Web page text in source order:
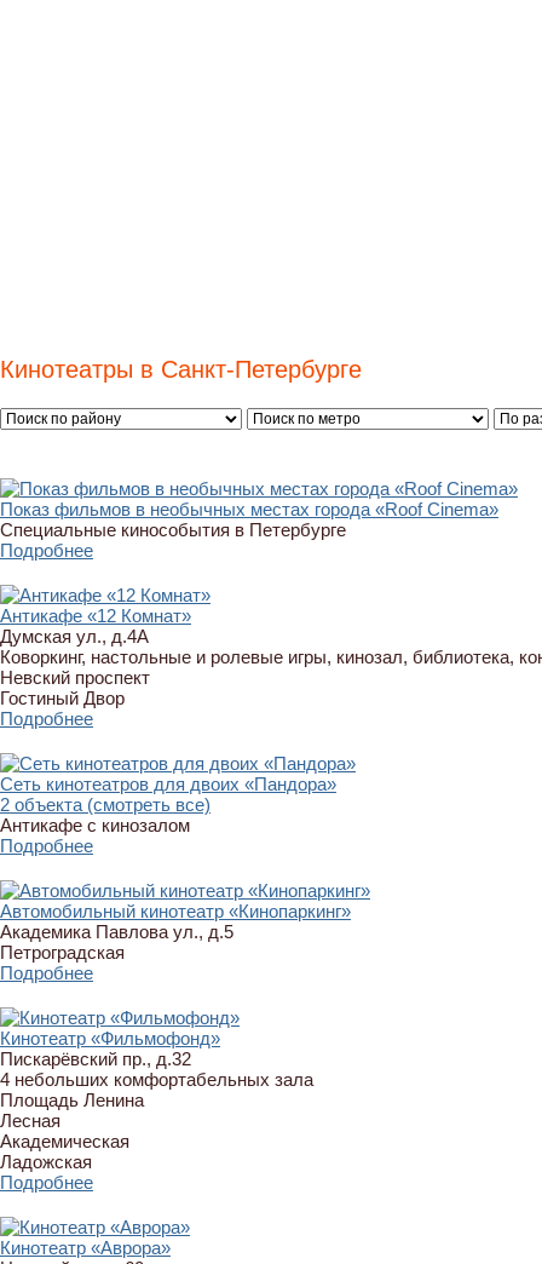
Кинотеатры в Санкт-Петербурге
Показ фильмов в необычных местах города «Roof Cinema»
Cпециальные кинособытия в Петербурге
Подробнее
Антикафе «12 Комнат»
Думская ул., д.4А
Коворкинг, настольные и ролевые игры, кинозал, библиотека,
Невский проспект
Гостиный Двор
Подробнее
Сеть кинотеатров для двоих «Пандора»
2 объекта (смотреть все)
Антикафе с кинозалом
Подробнее
Автомобильный кинотеатр «Кинопаркинг»
Академика Павлова ул., д.5
Петроградская
Подробнее
Кинотеатр «Фильмофонд»
Пискарёвский пр., д.32
4 небольших комфортабельных зала
Площадь Ленина
Лесная
Академическая
Ладожская
Подробнее
Кинотеатр «Аврора»